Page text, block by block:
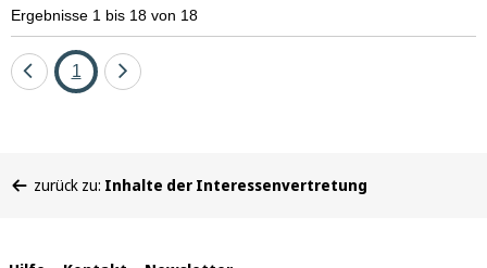
Ergebnisse 1 bis 18 von 18
EineSeite
1
Eine
befinden
zurück zu: Inhalte der Interessenvertretung